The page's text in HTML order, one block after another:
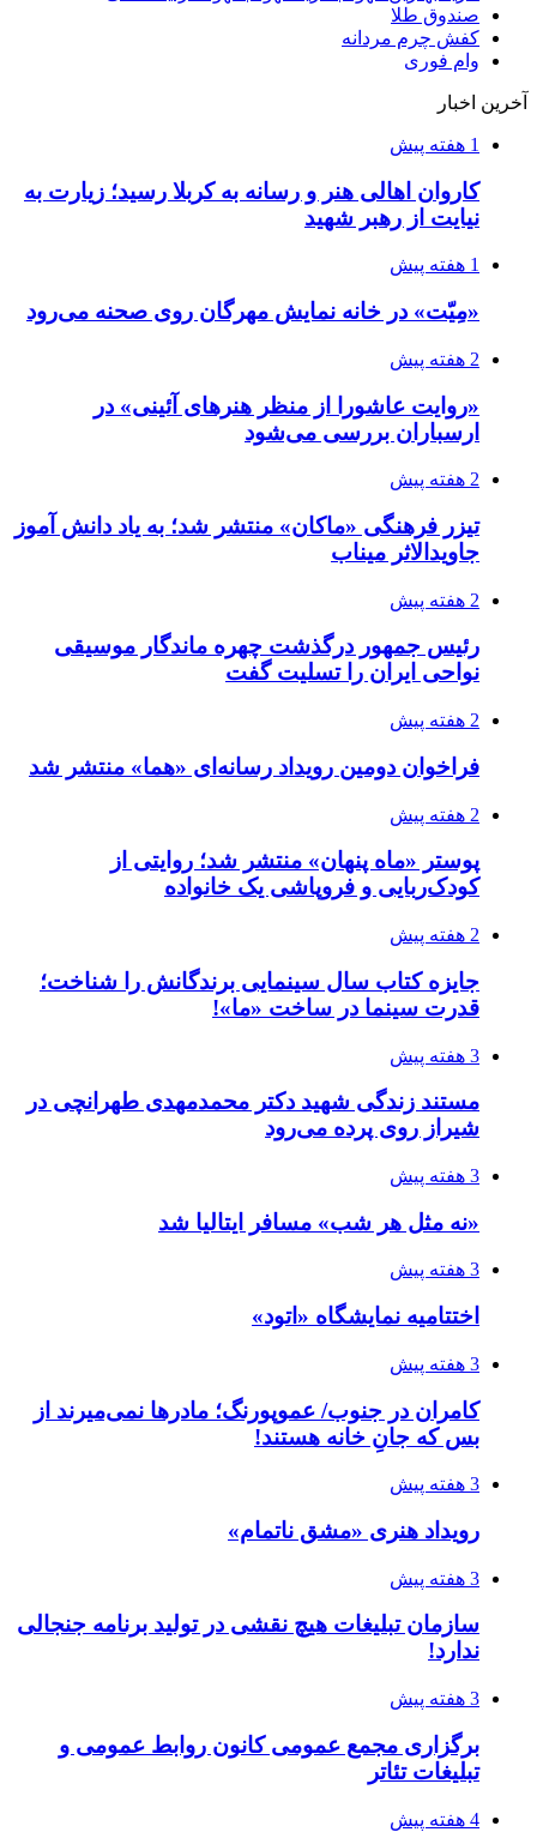
صندوق طلا
کفش چرم مردانه
وام فوری
آخرین اخبار
1 هفته پیش
کاروان اهالی هنر و رسانه به کربلا رسید؛ زیارت به
نیایت از رهبر شهید
1 هفته پیش
«مِیّت» در خانه نمایش مهرگان روی صحنه می‌رود
2 هفته پیش
«روایت عاشورا از منظر هنرهای آئینی» در
ارسباران بررسی می‌شود
2 هفته پیش
تیزر فرهنگی «ماکان» منتشر شد؛ به یاد دانش آموز
جاویدالاثر میناب
2 هفته پیش
رئیس جمهور درگذشت چهره ماندگار موسیقی
نواحی ایران را تسلیت گفت
2 هفته پیش
فراخوان دومین رویداد رسانه‌ای «هما» منتشر شد
2 هفته پیش
پوستر «ماه پنهان» منتشر شد؛ روایتی از
کودک‌ربایی و فروپاشی یک خانواده
2 هفته پیش
جایزه کتاب سال سینمایی برندگانش را شناخت؛
قدرت سینما در ساخت «ما»!
3 هفته پیش
مستند زندگی شهید دکتر محمدمهدی طهرانچی در
شیراز روی پرده می‌رود
3 هفته پیش
«نه مثل هر شب» مسافر ایتالیا شد
3 هفته پیش
اختتامیه نمایشگاه «اتود»
3 هفته پیش
کامران در جنوب/ عموپورنگ؛ مادرها نمی‌میرند از
بس که جانِ خانه هستند!
3 هفته پیش
رویداد هنری «مشق ناتمام»
3 هفته پیش
سازمان تبلیغات هیچ نقشی در تولید برنامه جنجالی
ندارد!
3 هفته پیش
برگزاری مجمع عمومی کانون روابط عمومی و
تبلیغات تئاتر
4 هفته پیش